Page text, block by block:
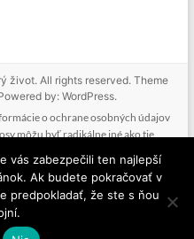
život. All rights reserved. Theme
by:WordPress.
o ochrane osobných údajov
môžu byť radikálne iné ako tie
Tak ako nebudeme mať podiel
ani za vaše straty. Poskytované
Nič z toho, čo je na tejto stránke, v
nie je žiadnou formou finančného
a vzdelávanie.
vás zabezpečili ten najlepší
Ak budete pokračovať v
predpokladať, že ste s ňou